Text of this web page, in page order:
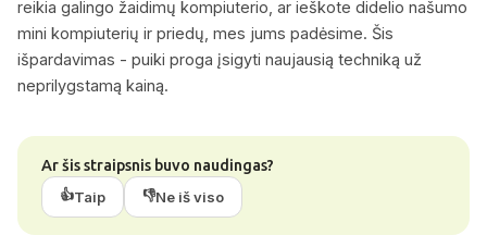
reikia galingo žaidimų kompiuterio, ar ieškote didelio našumo
mini kompiuterių ir priedų, mes jums padėsime. Šis
išpardavimas - puiki proga įsigyti naujausią techniką už
neprilygstamą kainą.
Ar šis straipsnis buvo naudingas?
👍Taip 👎Ne iš viso